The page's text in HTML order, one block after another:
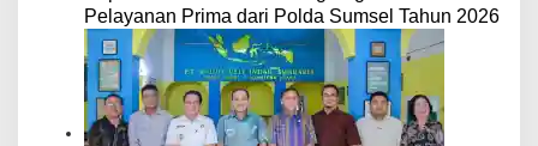
Pelayanan Prima dari Polda Sumsel Tahun 2026